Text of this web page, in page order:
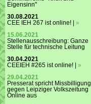
Eigensinn"
30.08.2021
CEE IEH 267 ist online! | »
15.06.2021
Stellenausschreibung: Ganze
Stelle für technische Leitung
30.04.2021
CEEIEH #265 ist online! | »
29.04.2021
Presserat spricht Missbilligung
gegen Leipziger Volkszeitung
Online aus